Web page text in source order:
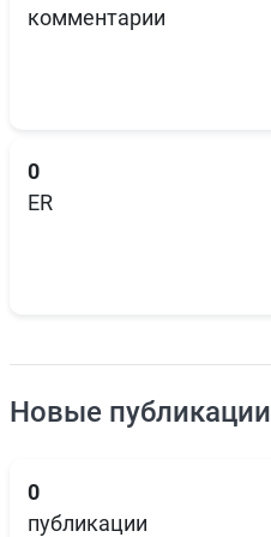
комментарии
0
ER
Новые публикации
0
публикации